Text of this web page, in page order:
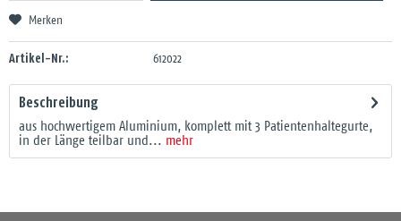
Merken
Artikel-Nr.: 612022
Beschreibung
aus hochwertigem Aluminium, komplett mit 3 Patientenhaltegurte,
in der Länge teilbar und... mehr